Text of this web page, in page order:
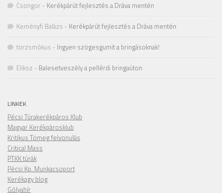
Csongor - Kerékpárút fejlesztés a Dráva mentén
Keményfi Balázs - Kerékpárút fejlesztés a Dráva mentén
törzsmókus - Ingyen szögesgumit a bringásoknak!
Eliksz - Balesetveszély a pellérdi bringaúton
LINKEK
Pécsi Túrakerékpáros Klub
Magyar Kerékpárosklub
Kritikus Tömeg felvonulás
Critical Mass
PTKK túrák
Pécsi Kp. Munkacsoport
Kerékagy blog
Gólyahír